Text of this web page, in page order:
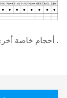
أحجام خاصة أخرى أو أشكال متاحة أيضا وفقا لمتطلبات العملاء .